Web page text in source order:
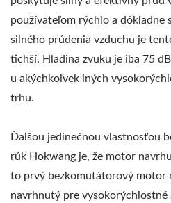
používateľom rýchlo a dôkladne
silného prúdenia vzduchu je
tichší. Hladina zvuku je iba 75
u akýchkoľvek iných
trhu.
Ďalšou jedinečnou vlastnosťou
rúk Hokwang je, že motor
to prvý bezkomutátorový motor
navrhnutý pre vysokorýchlostné